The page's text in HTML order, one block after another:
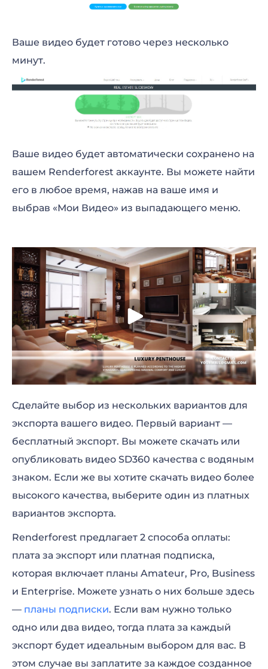
Ваше видео будет готово через несколько
минут.
Ваше видео будет автоматически сохранено на
вашем Renderforest аккаунте. Вы можете найти
его в любое время, нажав на ваше имя и
выбрав «Мои Видео» из выпадающего меню.
Сделайте выбор из нескольких вариантов для
экспорта вашего видео. Первый вариант —
бесплатный экспорт. Вы можете скачать или
опубликовать видео SD360 качества с водяным
знаком. Если же вы хотите скачать видео более
высокого качества, выберите один из платных
вариантов экспорта.
Renderforest предлагает 2 способа оплаты:
плата за экспорт или платная подписка,
которая включает планы Amateur, Pro, Business
и Enterprise. Можете узнать о них больше здесь
— планы подписки. Если вам нужно только
одно или два видео, тогда плата за каждый
экспорт будет идеальным выбором для вас. В
этом случае вы заплатите за каждое созданное